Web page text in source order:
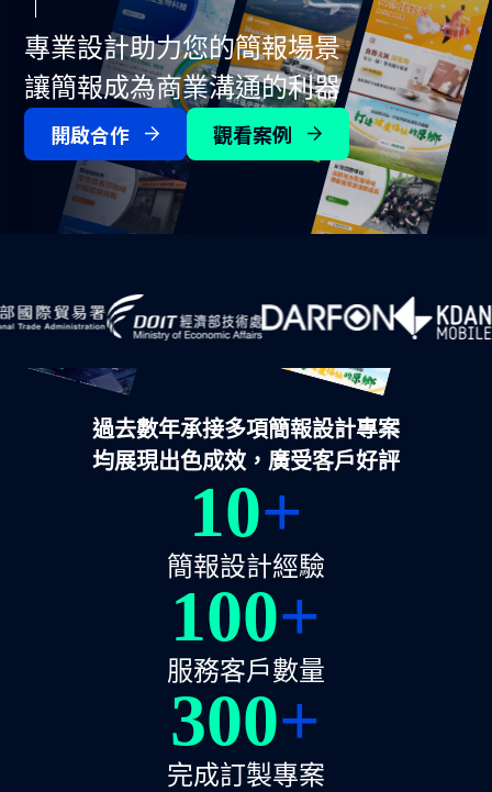
專業設計助力您的簡報場景
讓簡報成為商業溝通的利器
開啟合作
觀看案例
過去數年承接多項簡報設計專案
均展現出色成效，廣受客戶好評
10+
簡報設計經驗
100+
服務客戶數量
300+
完成訂製專案